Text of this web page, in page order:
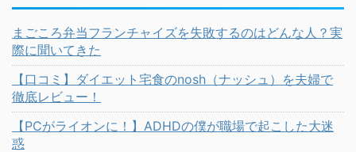
まごころ弁当フランチャイズを失敗するのはどんな人？実
際に聞いてきた
【口コミ】ダイエット宅食のnosh（ナッシュ）を夫婦で
徹底レビュー！
【PCがライオンに！】ADHDの僕が職場で起こした大迷
惑